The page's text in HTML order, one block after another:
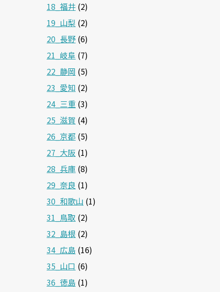
18_福井 (2)
19_山梨 (2)
20_長野 (6)
21_岐阜 (7)
22_静岡 (5)
23_愛知 (2)
24_三重 (3)
25_滋賀 (4)
26_京都 (5)
27_大阪 (1)
28_兵庫 (8)
29_奈良 (1)
30_和歌山 (1)
31_鳥取 (2)
32_島根 (2)
34_広島 (16)
35_山口 (6)
36_徳島 (1)